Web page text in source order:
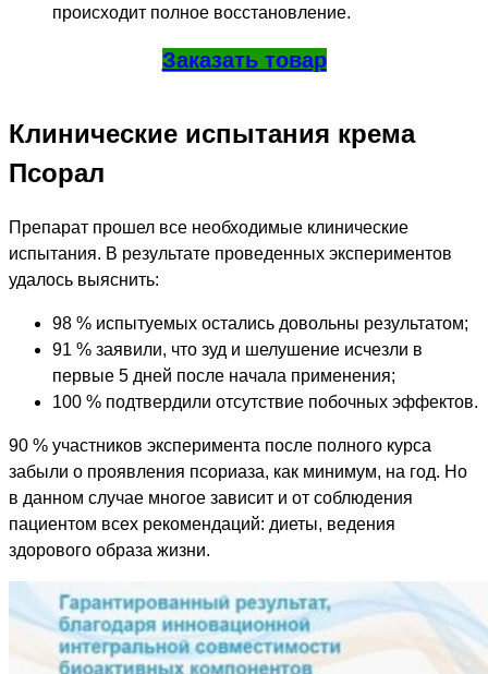
происходит полное восстановление.
Заказать товар
Клинические испытания крема
Псорал
Препарат прошел все необходимые клинические
испытания. В результате проведенных экспериментов
удалось выяснить:
98 % испытуемых остались довольны результатом;
91 % заявили, что зуд и шелушение исчезли в
первые 5 дней после начала применения;
100 % подтвердили отсутствие побочных эффектов.
90 % участников эксперимента после полного курса
забыли о проявления псориаза, как минимум, на год. Но
в данном случае многое зависит и от соблюдения
пациентом всех рекомендаций: диеты, ведения
здорового образа жизни.